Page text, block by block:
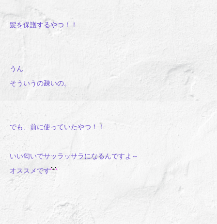
髪を保護するやつ！！
うん
そういうの疎いの。
でも、前に使っていたやつ！！
いい匂いでサッラッサラになるんですよ～
オススメです